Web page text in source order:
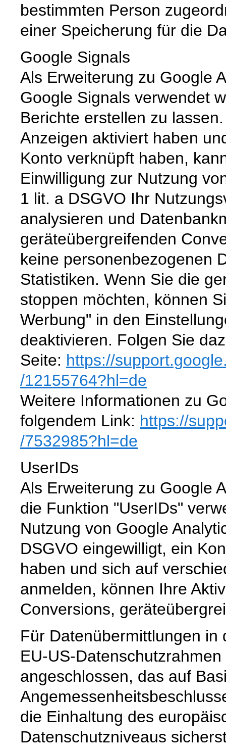
bestimmten Person
einer Speicherung für die
Google Signals
Als Erweiterung zu Google
Google Signals verwendet
Berichte erstellen zu
Anzeigen aktiviert haben
Konto verknüpft haben,
Einwilligung zur Nutzung
1 lit. a DSGVO Ihr
analysieren und
geräteübergreifenden
keine personenbezogenen
Statistiken. Wenn Sie die
stoppen möchten, können
Werbung" in den
deaktivieren. Folgen Sie
Seite: https://
/12155764?hl=de
Weitere Informationen zu
folgendem Link: https://
/7532985?hl=de
UserIDs
Als Erweiterung zu Google
die Funktion "UserIDs"
Nutzung von Google
DSGVO eingewilligt, ein
haben und sich auf
anmelden, können Ihre
Conversions,
Für Datenübermittlungen in
EU-US-
angeschlossen, das auf
die Einhaltung des
Datenschutzniveaus